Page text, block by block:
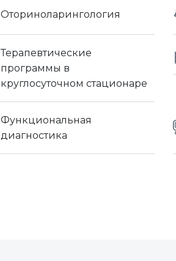
Оториноларингология
Терапевтические
программы в
круглосуточном стационаре
Функциональная
диагностика